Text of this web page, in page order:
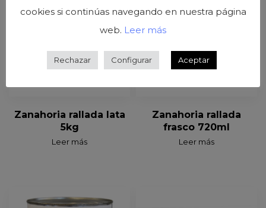
Zanahoria rallada lata
5kg
Leer más
Zanahoria rallada
frasco 720ml
Leer más
cookies si continúas navegando en nuestra página
web. Leer más
Rechazar Configurar Aceptar